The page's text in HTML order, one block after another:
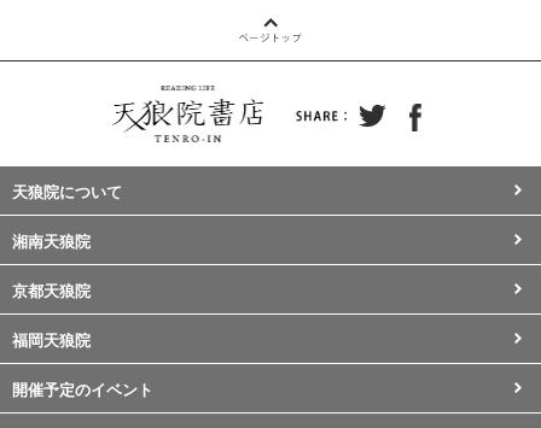
天狼院について
湘南天狼院
京都天狼院
福岡天狼院
開催予定のイベント